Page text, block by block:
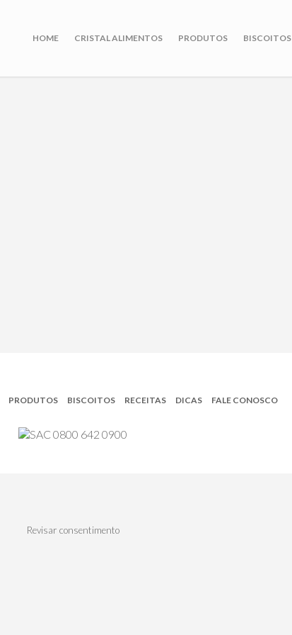
HOME CRISTAL ALIMENTOS PRODUTOS BISCOITOS
PRODUTOS BISCOITOS RECEITAS DICAS FALE CONOSCO
Revisar consentimento